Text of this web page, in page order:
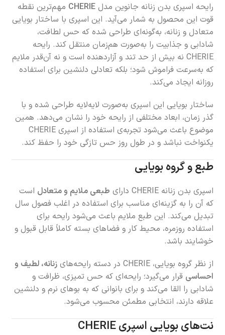
رایحه اسپری بدن زنانه جانوین مدلCHERIE مهم‌ترین نقطه
قوت این محصول به شمار می‌آید. این اسپری با ساختار بویایی
متعادل و زنانه، به‌گونه‌ای طراحی شده که حس لطافت،
شادابی و جذابیت را به‌صورت هم‌زمان منتقل کند. رایحه
CHERIE نه بیش از حد تند و آزاردهنده است و نه آن‌قدر ملایم
که به‌سرعت فراموش شود؛ بلکه تعادلی دلنشین برای استفاده
روزانه ایجاد می‌کند.
ساختار بویایی این اسپری به‌صورت لایه‌لایه طراحی شده و با
گذر زمان، ابعاد مختلفی از رایحه خود را نشان می‌دهد. همین
موضوع باعث می‌شود تجربه‌ی استفاده از اسپری CHERIE
یکنواخت نباشد و در طول روز حس تازگی خود را حفظ کند.
طبع و گروه بویایی
اسپری بدن زنانه CHERIE دارای طبعی ملایم و متعادل است
که آن را به گزینه‌ای مناسب برای استفاده در اغلب فصول سال
تبدیل می‌کند. این طبع ملایم باعث می‌شود رایحه برای
استفاده روزمره، محیط کار و فضاهای بسته کاملاً قابل قبول و
خوشایند باشد.
از نظر گروه بویایی، CHERIE در دسته رایحه‌های
زنانه، لطیف و
احساسی قرار می‌گیرد؛ رایحه‌ای که حس تمیزی، ظرافت و
شادابی را القا می‌کند و برای بانوانی که به بوهای نرم و دلنشین
علاقه دارند، انتخابی مطمئن محسوب می‌شود.
نت‌های بویایی اسپری CHERIE